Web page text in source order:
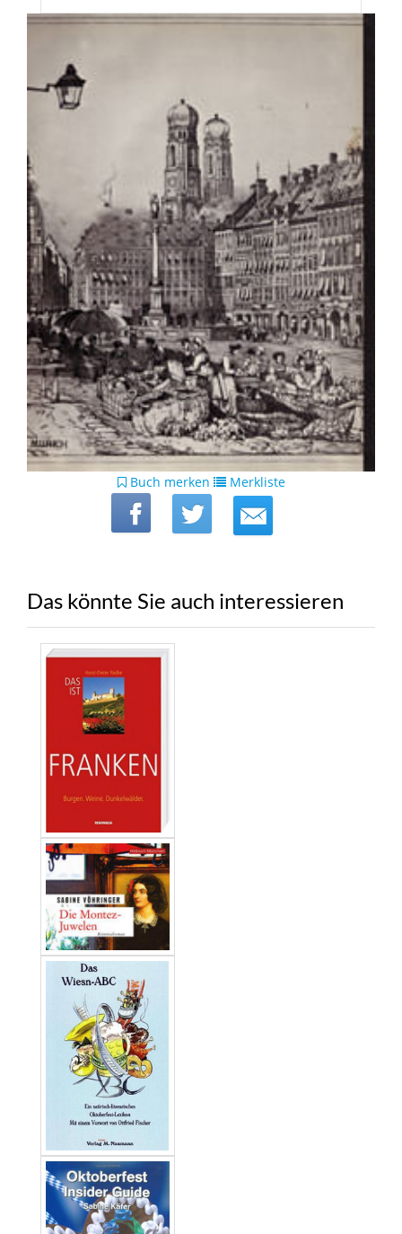
Buch merken Merkliste
Das könnte Sie auch interessieren